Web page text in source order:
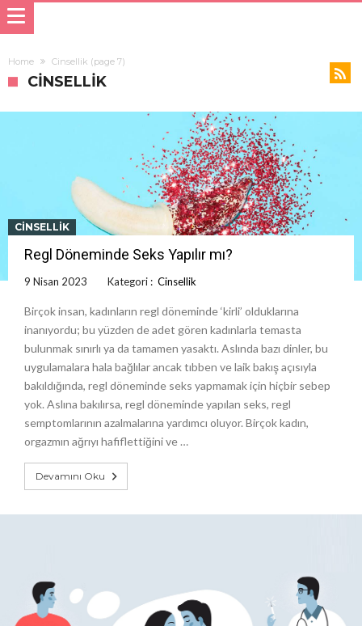
Home Cinsellik (page 7)
CINSELLIK
CINSELLIK
Regl Döneminde Seks Yapılır mı?
9 Nisan 2023 Kategori : Cinsellik
Birçok insan, kadınların regl döneminde ‘kirli’ olduklarına
inanıyordu; bu yüzden de adet gören kadınlarla temasta
bulunmak sınırlı ya da tamamen yasaktı. Aslında bazı dinler, bu
uygulamalara hala bağlılar ancak tıbben ve laik bakış açısıyla
bakıldığında, regl döneminde seks yapmamak için hiçbir sebep
yok. Aslına bakılırsa, regl döneminde yapılan seks, regl
semptomlarının azalmalarına yardımcı oluyor. Birçok kadın,
orgazmın ağrıyı hafiflettiğini ve …
Devamını Oku